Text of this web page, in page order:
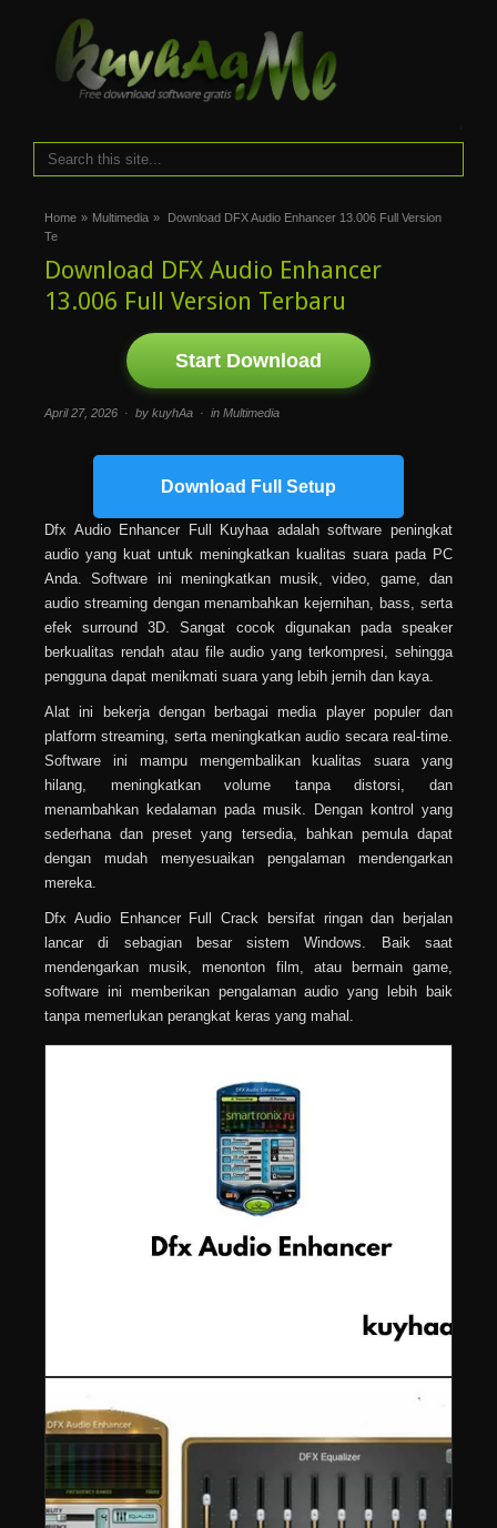
Home » Multimedia »
Download DFX Audio Enhancer 13.006 Full Version
Te
Download DFX Audio Enhancer
13.006 Full Version Terbaru
Start Download
April 27, 2026 · by kuyhAa · in Multimedia
Download Full Setup
Dfx Audio Enhancer Full Kuyhaa adalah software peningkat
audio yang kuat untuk meningkatkan kualitas suara pada PC
Anda. Software ini meningkatkan musik, video, game, dan
audio streaming dengan menambahkan kejernihan, bass, serta
efek surround 3D. Sangat cocok digunakan pada speaker
berkualitas rendah atau file audio yang terkompresi, sehingga
pengguna dapat menikmati suara yang lebih jernih dan kaya.
Alat ini bekerja dengan berbagai media player populer dan
platform streaming, serta meningkatkan audio secara real-time.
Software ini mampu mengembalikan kualitas suara yang
hilang, meningkatkan volume tanpa distorsi, dan
menambahkan kedalaman pada musik. Dengan kontrol yang
sederhana dan preset yang tersedia, bahkan pemula dapat
dengan mudah menyesuaikan pengalaman mendengarkan
mereka.
Dfx Audio Enhancer Full Crack bersifat ringan dan berjalan
lancar di sebagian besar sistem Windows. Baik saat
mendengarkan musik, menonton film, atau bermain game,
software ini memberikan pengalaman audio yang lebih baik
tanpa memerlukan perangkat keras yang mahal.